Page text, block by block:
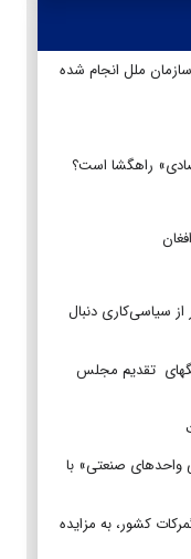
ملل انجام شده
راهگشا است؟
سیاسی‌کاری دنبال
تقدیم مجلس
واحدهای صنعتی» با
گمرکات کشور، به مزایده